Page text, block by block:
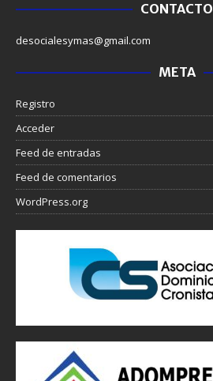
CONTACTO
desocialesymas@gmail.com
META
Registro
Acceder
Feed de entradas
Feed de comentarios
WordPress.org